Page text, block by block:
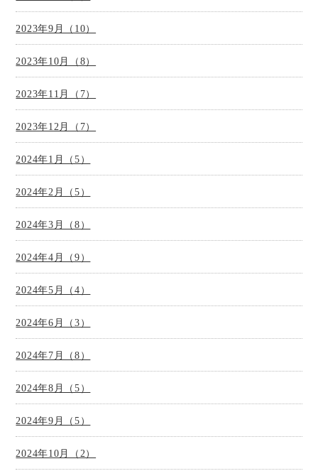
2023年9月（10）
2023年10月（8）
2023年11月（7）
2023年12月（7）
2024年1月（5）
2024年2月（5）
2024年3月（8）
2024年4月（9）
2024年5月（4）
2024年6月（3）
2024年7月（8）
2024年8月（5）
2024年9月（5）
2024年10月（2）